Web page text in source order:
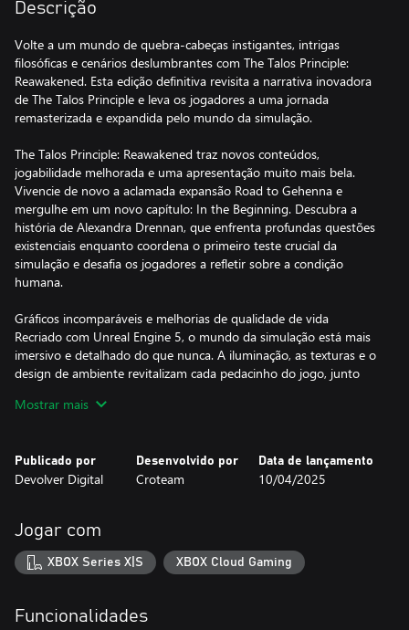
Descrição
Volte a um mundo de quebra-cabeças instigantes, intrigas
filosóficas e cenários deslumbrantes com The Talos Principle:
Reawakened. Esta edição definitiva revisita a narrativa inovadora
de The Talos Principle e leva os jogadores a uma jornada
remasterizada e expandida pelo mundo da simulação.
The Talos Principle: Reawakened traz novos conteúdos,
jogabilidade melhorada e uma apresentação muito mais bela.
Vivencie de novo a aclamada expansão Road to Gehenna e
mergulhe em um novo capítulo: In the Beginning. Descubra a
história de Alexandra Drennan, que enfrenta profundas questões
existenciais enquanto coordena o primeiro teste crucial da
simulação e desafia os jogadores a refletir sobre a condição
humana.
Gráficos incomparáveis e melhorias de qualidade de vida
Recriado com Unreal Engine 5, o mundo da simulação está mais
imersivo e detalhado do que nunca. A iluminação, as texturas e o
design de ambiente revitalizam cada pedacinho do jogo, junto
clássico original.
Revisite a aclamada expansão Road to Gehenna e vivencie o novo
e emocionante capítulo In the Beginning. Essa inclusão explora as
ela adiciona novas camadas à complexidade narrativa e filosófica
do jogo.
Mostrar mais
Publicado por
Devolver Digital
Desenvolvido por
Croteam
Data de lançamento
10/04/2025
Jogar com
XBOX Series X|S XBOX Cloud Gaming
Funcionalidades